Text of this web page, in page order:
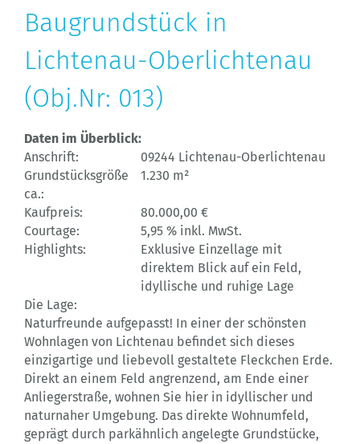
Baugrundstück in
Lichtenau-Oberlichtenau
(Obj.Nr: 013)
Daten im Überblick:
Anschrift:
09244 Lichtenau-Oberlichtenau
Grundstücksgröße
ca.:
1.230 m²
Kaufpreis:
80.000,00 €
Courtage:
5,95 % inkl. MwSt.
Highlights:
Exklusive Einzellage mit
direktem Blick auf ein Feld,
idyllische und ruhige Lage
Die Lage:
Naturfreunde aufgepasst! In einer der schönsten
Wohnlagen von Lichtenau befindet sich dieses
einzigartige und liebevoll gestaltete Fleckchen Erde.
Direkt an einem Feld angrenzend, am Ende einer
Anliegerstraße, wohnen Sie hier in idyllischer und
naturnaher Umgebung. Das direkte Wohnumfeld,
geprägt durch parkähnlich angelegte Grundstücke,